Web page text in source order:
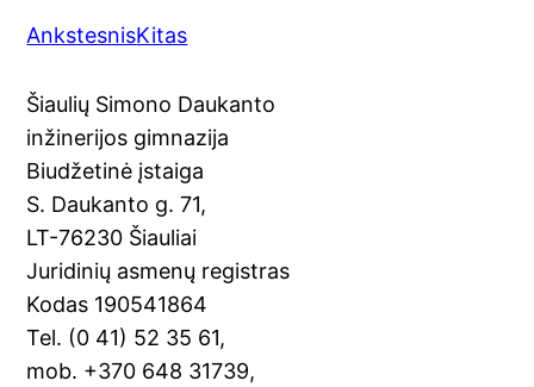
c
e
b
o
o
k
o
gl
e
Tr
a
n
sl
at
e
er
e
st
l
AnkstesnisKitas
Šiaulių Simono Daukanto
inžinerijos gimnazija
Biudžetinė įstaiga
S. Daukanto g. 71,
LT-76230 Šiauliai
Juridinių asmenų registras
Kodas 190541864
Tel. (0 41) 52 35 61,
mob. +370 648 31739,